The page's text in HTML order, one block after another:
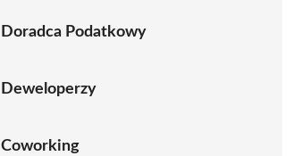
Doradca Podatkowy
Deweloperzy
Coworking